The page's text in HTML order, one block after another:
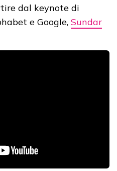
dal keynote di
e Google, Sundar